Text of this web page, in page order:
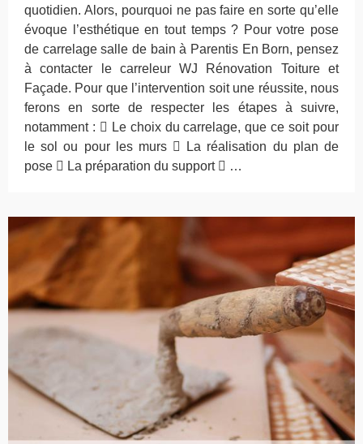
quotidien. Alors, pourquoi ne pas faire en sorte qu’elle
évoque l’esthétique en tout temps ? Pour votre pose
de carrelage salle de bain à Parentis En Born, pensez
à contacter le carreleur WJ Rénovation Toiture et
Façade. Pour que l’intervention soit une réussite, nous
ferons en sorte de respecter les étapes à suivre,
notamment :  Le choix du carrelage, que ce soit pour
le sol ou pour les murs  La réalisation du plan de
pose  La préparation du support  …